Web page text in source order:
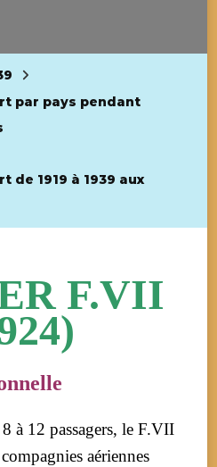
par pays pendant
1919 à 1939 aux
F.VII
à 12 passagers, le F.VII
aériennes